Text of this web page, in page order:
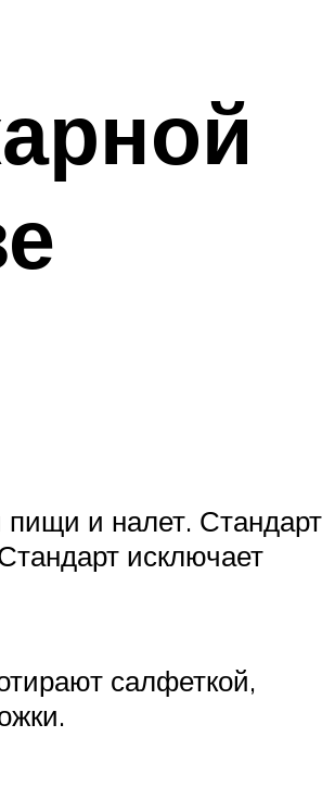
пищи и налет. Стандарт
исключает
салфеткой,